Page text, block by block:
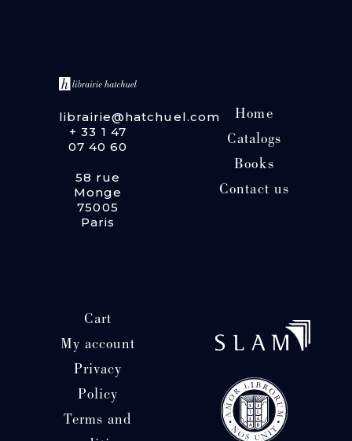
librairie@hatchuel.com
+ 33 1 47
07 40 60
58 rue
Monge
75005
Paris
Home
Catalogs
Books
Contact us
Cart
My account
Privacy
Policy
Terms and